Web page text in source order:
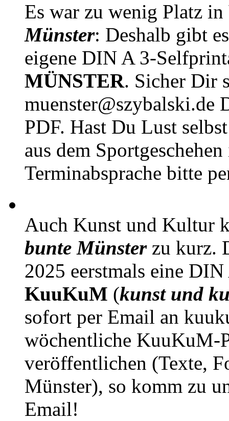
Es war zu wenig Platz in
Münster: Deshalb gibt
eigene DIN A 3-
MÜNSTER. Sicher Dir
muenster@szybalski.de
PDF. Hast Du Lust
aus dem
Terminabsprache bitte
Auch Kunst und Kultur
bunte Münsterzu kurz.
2025 eerstmals eine
KuuKuM (kunst und
sofort per Email an
wöchentliche KuuKuM-
veröffentlichen (Texte,
Münster), so komm zu
Email!